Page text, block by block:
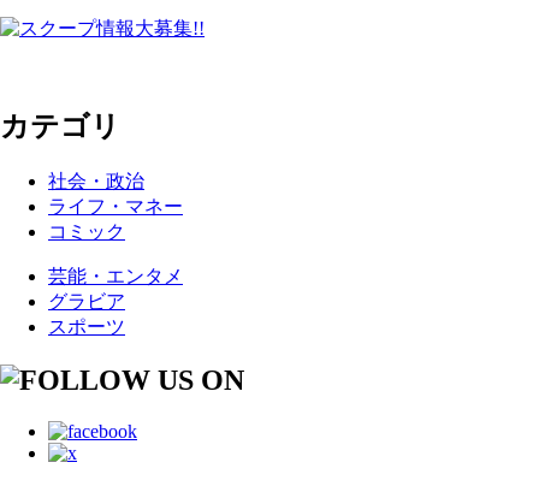
カテゴリ
社会・政治
ライフ・マネー
コミック
芸能・エンタメ
グラビア
スポーツ